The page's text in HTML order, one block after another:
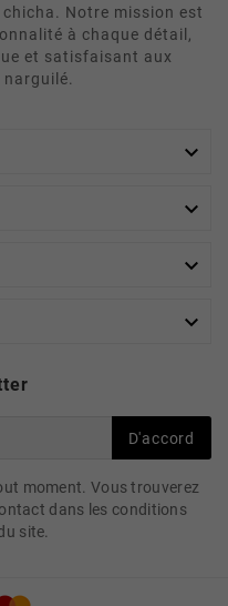
Notre mission est
à chaque détail,
et satisfaisant aux




D'accord
moment. Vous trouverez
dans les conditions
site.